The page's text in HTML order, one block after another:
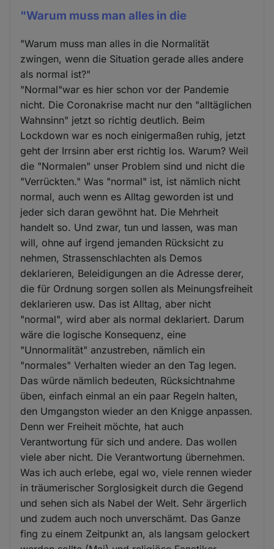
"Warum muss man alles in die
"Warum muss man alles in die Normalität
zwingen, wenn die Situation gerade alles andere
als normal ist?"
"Normal"war es hier schon vor der Pandemie
nicht. Die Coronakrise macht nur den "alltäglichen
Wahnsinn" jetzt so richtig deutlich. Beim
Lockdown war es noch einigermaßen ruhig, jetzt
geht der Irrsinn aber erst richtig los. Warum? Weil
die "Normalen" unser Problem sind und nicht die
"Verrückten." Was "normal" ist, ist nämlich nicht
normal, auch wenn es Alltag geworden ist und
jeder sich daran gewöhnt hat. Die Mehrheit
handelt so. Und zwar, tun und lassen, was man
will, ohne auf irgend jemanden Rücksicht zu
nehmen, Strassenschlachten als Demos
deklarieren, Beleidigungen an die Adresse derer,
die für Ordnung sorgen sollen als Meinungsfreiheit
deklarieren usw. Das ist Alltag, aber nicht
"normal", wird aber als normal deklariert. Darum
wäre die logische Konsequenz, eine
"Unnormalität" anzustreben, nämlich ein
"normales" Verhalten wieder an den Tag legen.
Das würde nämlich bedeuten, Rücksichtnahme
üben, einfach einmal an ein paar Regeln halten,
den Umgangston wieder an den Knigge anpassen.
Denn wer Freiheit möchte, hat auch
Verantwortung für sich und andere. Das wollen
viele aber nicht. Die Verantwortung übernehmen.
Was ich auch erlebe, egal wo, viele rennen wieder
in träumerischer Sorglosigkeit durch die Gegend
und sehen sich als Nabel der Welt. Sehr ärgerlich
und zudem auch noch unverschämt. Das Ganze
fing zu einem Zeitpunkt an, als langsam gelockert